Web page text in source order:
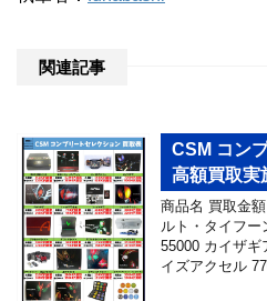
関連記事
CSM コン
高額買取実
商品名 買取金
ルト・タイフ
55000 カイザギ
イズアクセル